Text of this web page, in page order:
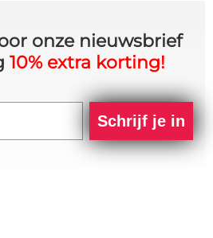
onze nieuwsbrief
10% extra korting!
Schrijf je in